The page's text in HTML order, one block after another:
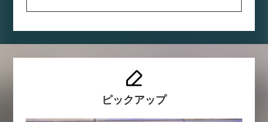
ピックアップ